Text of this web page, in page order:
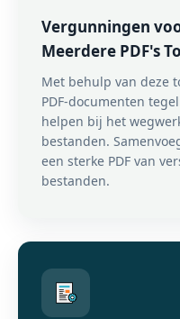
Vergunningen
Meerdere PDF's
Met behulp van deze
PDF-documenten
helpen bij het
bestanden.
een sterke PDF van
bestanden.